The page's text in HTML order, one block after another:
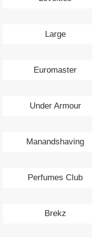
Large
Euromaster
Under Armour
Manandshaving
Perfumes Club
Brekz